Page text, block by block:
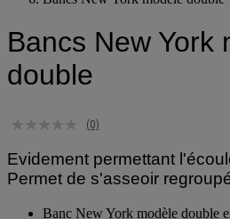
Bancs New York
double
Evidement permettant
Permet de s'asseoir regroupé.